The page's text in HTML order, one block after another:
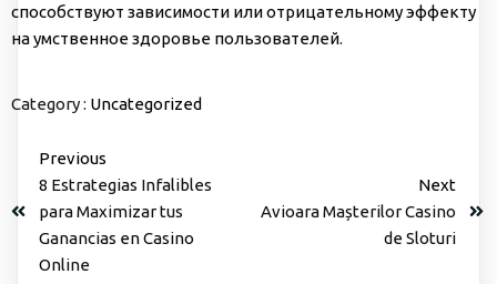
способствуют зависимости или отрицательному эффекту
на умственное здоровье пользователей.
Category : Uncategorized
Previous
8 Estrategias Infalibles
para Maximizar tus
Ganancias en Casino
Online
Next
Avioara Mașterilor Casino
de Sloturi